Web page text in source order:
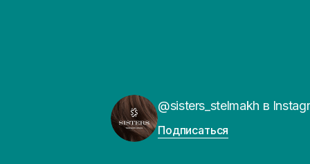
@sisters_stelmakh в
Подписаться